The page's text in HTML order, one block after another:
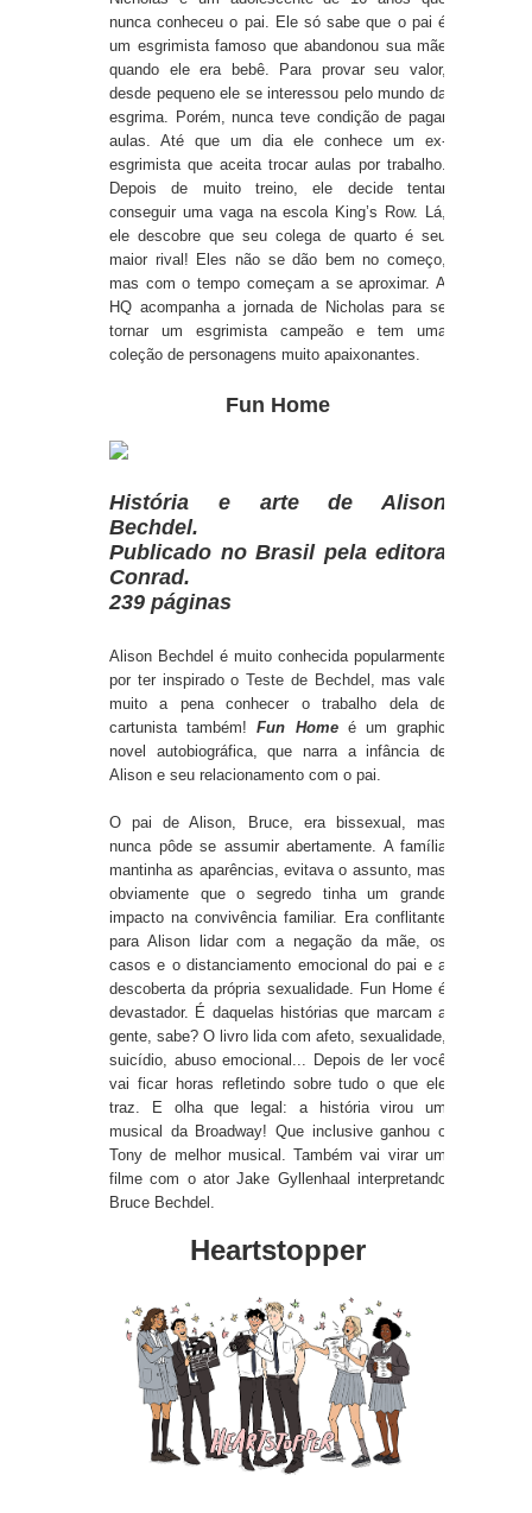
nunca conheceu o pai. Ele só sabe que o pai é
um esgrimista famoso que abandonou sua mãe
quando ele era bebê. Para provar seu valor,
desde pequeno ele se interessou pelo mundo da
esgrima. Porém, nunca teve condição de pagar
aulas. Até que um dia ele conhece um ex-
esgrimista que aceita trocar aulas por trabalho.
Depois de muito treino, ele decide tentar
conseguir uma vaga na escola King’s Row. Lá,
ele descobre que seu colega de quarto é seu
maior rival! Eles não se dão bem no começo,
mas com o tempo começam a se aproximar. A
HQ acompanha a jornada de Nicholas para se
tornar um esgrimista campeão e tem uma
coleção de personagens muito apaixonantes.
Fun Home
História e arte de Alison
Bechdel.
Publicado no Brasil pela editora
Conrad.
239 páginas
Alison Bechdel é muito conhecida popularmente
por ter inspirado o Teste de Bechdel, mas vale
muito a pena conhecer o trabalho dela de
cartunista também!Fun Homeé um graphic
novel autobiográfica, que narra a infância de
Alison e seu relacionamento com o pai.
O pai de Alison, Bruce, era bissexual, mas
nunca pôde se assumir abertamente. A família
mantinha as aparências, evitava o assunto, mas
obviamente que o segredo tinha um grande
impacto na convivência familiar. Era conflitante
para Alison lidar com a negação da mãe, os
casos e o distanciamento emocional do pai e a
descoberta da própria sexualidade. Fun Home é
devastador. É daquelas histórias que marcam a
gente, sabe? O livro lida com afeto, sexualidade,
suicídio, abuso emocional... Depois de ler você
vai ficar horas refletindo sobre tudo o que ele
traz. E olha que legal: a história virou um
musical da Broadway! Que inclusive ganhou o
Tony de melhor musical. Também vai virar um
filme com o ator Jake Gyllenhaal interpretando
Bruce Bechdel.
Heartstopper